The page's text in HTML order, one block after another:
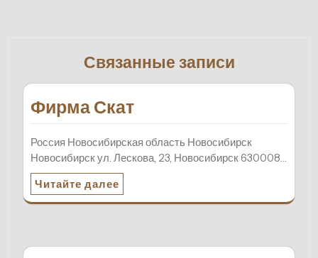
Связанные записи
Фирма Скат
Россия Новосибирская область Новосибирск
Новосибирск ул. Лескова, 23, Новосибирск 630008…
Читайте далее